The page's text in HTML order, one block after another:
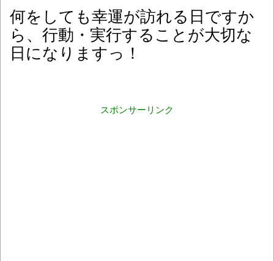
何をしても幸運が訪れる日ですか
ら、行動・実行することが大切な
日になりますっ！
スポンサーリンク